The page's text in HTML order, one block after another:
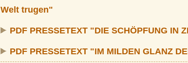
Welt trugen"
PDF PRESSETEXT "DIE SCHÖPFUNG IN
PDF PRESSETEXT "IM MILDEN GLANZ